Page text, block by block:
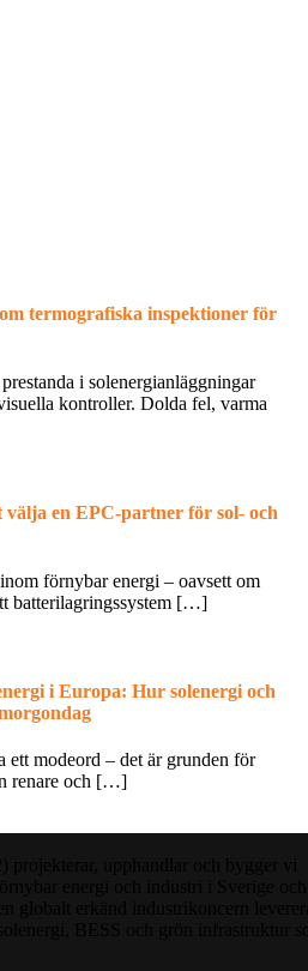
termografiska inspektioner för
i solenergianläggningar
kontroller. Dolda fel, varma
en EPC-partner för sol- och
förnybar energi – oavsett om
batterilagringssystem […]
i Europa: Hur solenergi och
ett modeord – det är grunden för
renare och […]